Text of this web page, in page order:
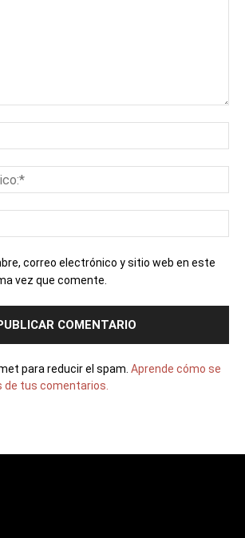
correo electrónico y sitio web en este
vez que comente.
para reducir el spam. Aprende cómo se
tus comentarios.